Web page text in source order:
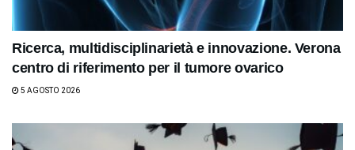
Ricerca, multidisciplinarietà e innovazione. Verona
centro di riferimento per il tumore ovarico
5 AGOSTO 2026